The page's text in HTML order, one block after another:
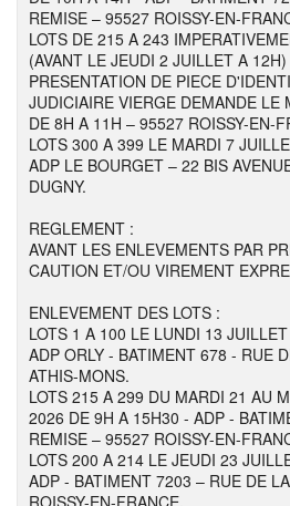
REMISE – 95527 ROISSY-EN-
LOTS DE 215 A 243
(AVANT LE JEUDI 2 JUILLET A
PRESENTATION DE PIECE
JUDICIAIRE VIERGE DEMANDE LE
DE 8H A 11H – 95527 ROISSY-EN-
LOTS 300 A 399 LE MARDI 7
ADP LE BOURGET – 22 BIS
DUGNY.
REGLEMENT :
AVANT LES ENLEVEMENTS PAR
CAUTION ET/OU VIREMENT
ENLEVEMENT DES LOTS :
LOTS 1 A 100 LE LUNDI 13
ADP ORLY - BATIMENT 678 - RUE
ATHIS-MONS.
LOTS 215 A 299 DU MARDI 21 AU
2026 DE 9H A 15H30 - ADP -
REMISE – 95527 ROISSY-EN-
LOTS 200 A 214 LE JEUDI 23
ADP - BATIMENT 7203 – RUE DE
ROISSY-EN-FRANCE.